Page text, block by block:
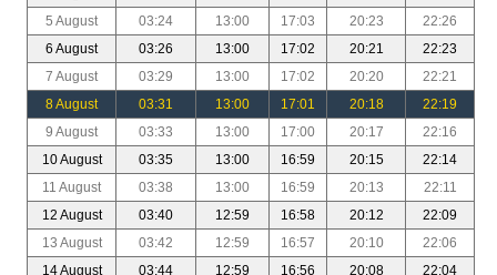
5 August
03:24 13:00 17:03 20:23
22:26
6 August
03:26 13:00 17:02 20:21
22:23
7 August
03:29 13:00 17:02 20:20
22:21
8 August
03:31 13:00 17:01 20:18
22:19
9 August
03:33 13:00 17:00 20:17
22:16
10 August
03:35 13:00 16:59 20:15
22:14
11 August
03:38 13:00 16:59 20:13
22:11
12 August
03:40 12:59 16:58 20:12
22:09
13 August
03:42 12:59 16:57 20:10
22:06
14 August
03:44 12:59 16:56 20:08 22:04